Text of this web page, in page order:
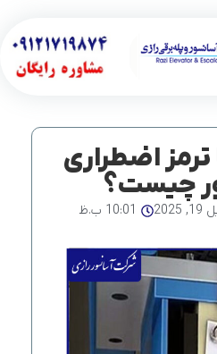
اضطراری
چیست؟
10:01 ب.ظ